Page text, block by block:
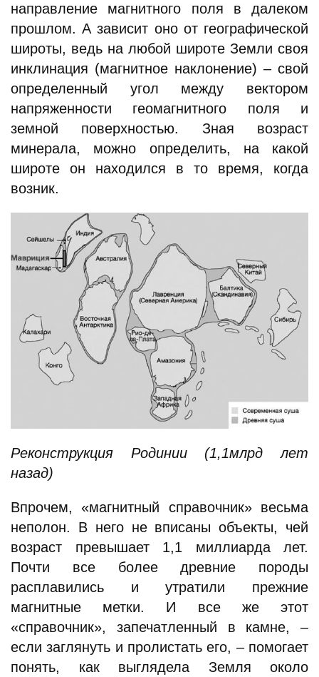
направление магнитного поля в далеком
прошлом. А зависит оно от географической
широты, ведь на любой широте Земли своя
инклинация (магнитное наклонение) – свой
определенный угол между вектором
напряженности геомагнитного поля и
земной поверхностью. Зная возраст
минерала, можно определить, на какой
широте он находился в то время, когда
возник.
Реконструкция Родинии (1,1млрд лет
назад)
Впрочем, «магнитный справочник» весьма
неполон. В него не вписаны объекты, чей
возраст превышает 1,1 миллиарда лет.
Почти все более древние породы
расплавились и утратили прежние
магнитные метки. И все же этот
«справочник», запечатленный в камне, –
если заглянуть и пролистать его, – помогает
понять, как выглядела Земля около